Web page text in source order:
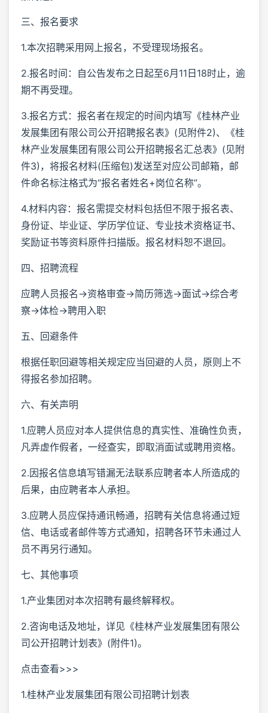
三、报名要求
1.本次招聘采用网上报名，不受理现场报名。
2.报名时间：自公告发布之日起至6月11日18时止，逾
期不再受理。
3.报名方式：报名者在规定的时间内填写《桂林产业
发展集团有限公司公开招聘报名表》(见附件2)、《桂
林产业发展集团有限公司公开招聘报名汇总表》(见附
件3)，将报名材料(压缩包)发送至对应公司邮箱，邮
件命名标注格式为“报名者姓名+岗位名称”。
4.材料内容：报名需提交材料包括但不限于报名表、
身份证、毕业证、学历学位证、专业技术资格证书、
奖励证书等资料原件扫描版。报名材料恕不退回。
四、招聘流程
应聘人员报名→资格审查→简历筛选→面试→综合考
察→体检→聘用入职
五、回避条件
根据任职回避等相关规定应当回避的人员，原则上不
得报名参加招聘。
六、有关声明
1.应聘人员应对本人提供信息的真实性、准确性负责，
凡弄虚作假者，一经查实，即取消面试或聘用资格。
2.因报名信息填写错漏无法联系应聘者本人所造成的
后果，由应聘者本人承担。
3.应聘人员应保持通讯畅通，招聘有关信息将通过短
信、电话或者邮件等方式通知，招聘各环节未通过人
员不再另行通知。
七、其他事项
1.产业集团对本次招聘有最终解释权。
2.咨询电话及地址，详见《桂林产业发展集团有限公
司公开招聘计划表》(附件1)。
点击查看>>>
1.桂林产业发展集团有限公司招聘计划表